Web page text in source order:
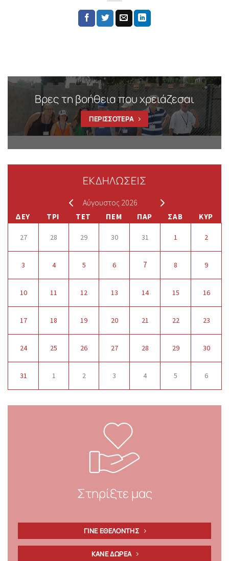
Βρες τη βοήθεια που χρειάζεσαι
ΠΕΡΙΣΣΟΤΕΡΑ
ΕΚΔΗΛΩΣΕΙΣ
Αύγουστος 2026
ΔΕΥ ΤΡΙ ΤΕΤ ΠΕΜ ΠΑΡ ΣΑΒ ΚΥΡ
27 28 29 30 31 1 2
3 4 5 6 7 8 9
10 11 12 13 14 15 16
17 18 19 20 21 22 23
24 25 26 27 28 29 30
31 1 2 3 4 5 6
Στηρίξτε μας
ΓΙΝΕ ΕΘΕΛΟΝΤΗΣ
ΚΑΝΕ ΔΩΡΕΑ